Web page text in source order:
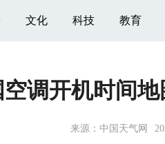
文化 科技 教育
调开机时间
来源： 中国天气网